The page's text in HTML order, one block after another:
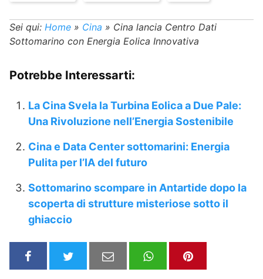
Sei qui: Home » Cina » Cina lancia Centro Dati
Sottomarino con Energia Eolica Innovativa
Potrebbe Interessarti:
La Cina Svela la Turbina Eolica a Due Pale:
Una Rivoluzione nell’Energia Sostenibile
Cina e Data Center sottomarini: Energia
Pulita per l’IA del futuro
Sottomarino scompare in Antartide dopo la
scoperta di strutture misteriose sotto il
ghiaccio